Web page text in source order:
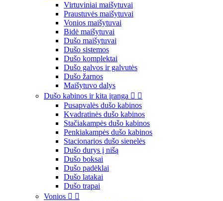
Virtuviniai maišytuvai
Praustuvės maišytuvai
Vonios maišytuvai
Bidė maišytuvai
Dušo maišytuvai
Dušo sistemos
Dušo komplektai
Dušo galvos ir galvutės
Dušo žarnos
Maišytuvo dalys
Dušo kabinos ir kita įranga  
Pusapvalės dušo kabinos
Kvadratinės dušo kabinos
Stačiakampės dušo kabinos
Penkiakampės dušo kabinos
Stacionarios dušo sienelės
Dušo durys į nišą
Dušo boksai
Dušo padėklai
Dušo latakai
Dušo trapai
Vonios  